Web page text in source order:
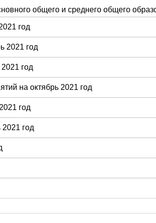
общего и среднего общего
год
2021 год
год
на октябрь 2021 год
год
год